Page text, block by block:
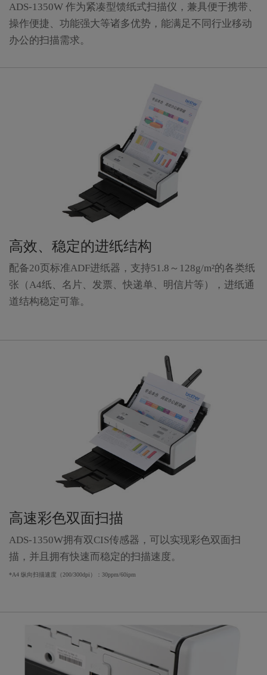
ADS-1350W 作为紧凑型馈纸式扫描仪，兼具便于携带、
操作便捷、功能强大等诸多优势，能满足不同行业移动
办公的扫描需求。
高效、稳定的进纸结构
配备20页标准ADF进纸器，支持51.8～128g/m²的各类纸
张（A4纸、名片、发票、快递单、明信片等），进纸通
道结构稳定可靠。
高速彩色双面扫描
ADS-1350W拥有双CIS传感器，可以实现彩色双面扫
描，并且拥有快速而稳定的扫描速度。
*A4 纵向扫描速度（200/300dpi）：30ppm/60ipm